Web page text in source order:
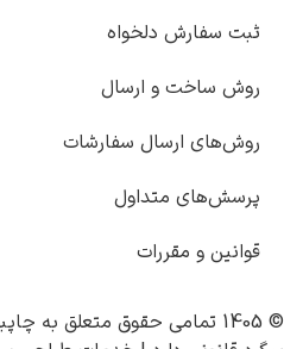
دلخواه
و ارسال
ارسال سفارشات
متداول
و مقررات
چاپبو